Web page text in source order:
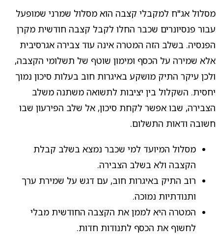
מסלול אג"ח למקבלי קצבה הוא מסלול שמרני שמופעל
עבור פנסיונרים שכבר החלו לקבל קצבה חודשית מקרן
הפנסיה. בשלב הזה המטרה אינה עוד צבירה אגרסיבית
אלא שמירה על הכסף ומימון שוטף של תשלומי הקצבה,
ולכן עיקר התיק מושקע באיגרות חוב בעלות סיכון נמוך
יחסית. השקלול בין יציבות לתשואה משתנה משלב
הצבירה, שבו אפשר לקחת סיכון, אל שלב הפירעון שבו
חשובה ודאות התשלום.
מסלול המיועד למי שכבר נמצא בשלב קבלת
הקצבה ולא בשלב הצבירה.
רוב התיק באיגרות חוב, עם דגש על שמירת ערך
ותנודתיות נמוכה.
המטרה היא לממן את הקצבה החודשית מבלי
לחשוף את הכסף לתנודות חדות.